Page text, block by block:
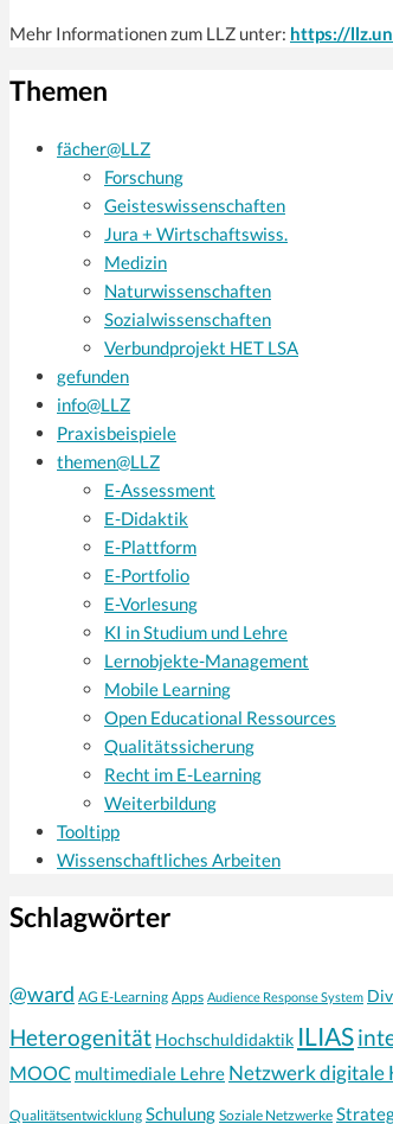
Mehr Informationen zum LLZ unter: https://
Themen
fächer@LLZ
Forschung
Geisteswissenschaften
Jura + Wirtschaftswiss.
Medizin
Naturwissenschaften
Sozialwissenschaften
Verbundprojekt HET LSA
gefunden
info@LLZ
Praxisbeispiele
themen@LLZ
E-Assessment
E-Didaktik
E-Plattform
E-Portfolio
E-Vorlesung
KI in Studium und Lehre
Lernobjekte-Management
Mobile Learning
Open Educational Ressources
Qualitätssicherung
Recht im E-Learning
Weiterbildung
Tooltipp
Wissenschaftliches Arbeiten
Schlagwörter
@ward AG E-Learning Apps Audience Response System
Heterogenität Hochschuldidaktik ILIAS
MOOC multimediale Lehre Netzwerk digitale
Qualitätsentwicklung Schulung Soziale Netzwerke